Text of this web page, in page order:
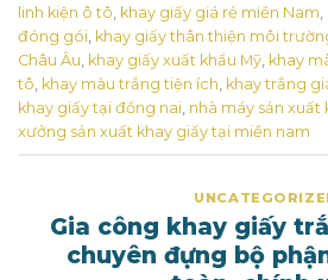
linh kiện ô tô, khay giấy giá rẻ miền Nam,
đóng gói, khay giấy thân thiện môi
Châu Âu, khay giấy xuất khẩu Mỹ, khay
tô, khay màu trắng tiện ích, khay trắng
khay giấy tại đồng nai, nhà máy sản xuất
xưởng sản xuất khay giấy tại miền nam
Gia công khay giấy
chuyên đựng bộ